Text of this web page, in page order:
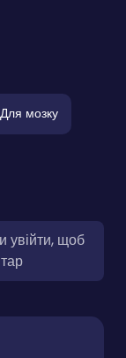
Для мозку
увійти, щоб